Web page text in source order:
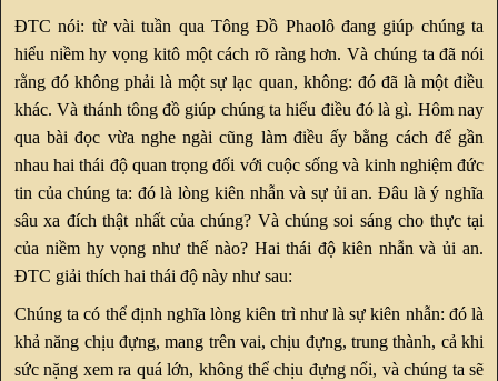
ĐTC nói: từ vài tuần qua Tông Đồ Phaolô đang giúp chúng ta
hiểu niềm hy vọng kitô một cách rõ ràng hơn. Và chúng ta đã nói
rằng đó không phải là một sự lạc quan, không: đó đã là một điều
khác. Và thánh tông đồ giúp chúng ta hiểu điều đó là gì. Hôm nay
qua bài đọc vừa nghe ngài cũng làm điều ấy bằng cách để gần
nhau hai thái độ quan trọng đối với cuộc sống và kinh nghiệm đức
tin của chúng ta: đó là lòng kiên nhẫn và sự ủi an. Đâu là ý nghĩa
sâu xa đích thật nhất của chúng? Và chúng soi sáng cho thực tại
của niềm hy vọng như thế nào? Hai thái độ kiên nhẫn và ủi an.
ĐTC giải thích hai thái độ này như sau:
Chúng ta có thể định nghĩa lòng kiên trì như là sự kiên nhẫn: đó là
khả năng chịu đựng, mang trên vai, chịu đựng, trung thành, cả khi
sức nặng xem ra quá lớn, không thể chịu đựng nổi, và chúng ta sẽ